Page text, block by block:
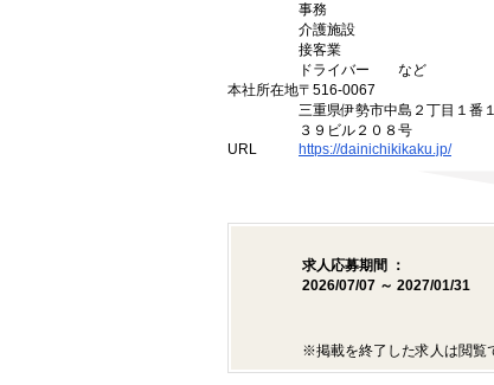
事務
介護施設
接客業
ドライバー など
本社所在地〒516-0067
三重県伊勢市中島２丁目１番
３９ビル２０８号
URL
https://dainichikikaku.jp/
求人応募期間 ：
2026/07/07 ～ 2027/01/31
※掲載を終了した求人は閲覧